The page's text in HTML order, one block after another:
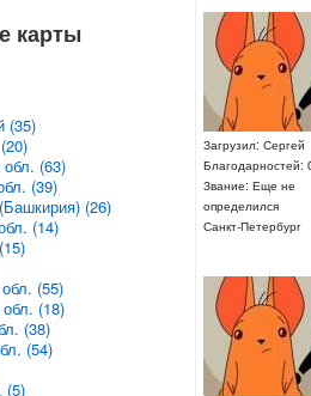
Загрузил: Сергей
Благодарностей:
Звание: Еще не
определился
Санкт-Петербург
карты
(35)
(63)
(39)
(26)
(14)
(55)
(18)
(38)
(54)
(5)